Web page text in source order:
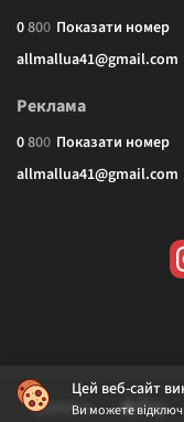
Цей веб-сайт
Ви можете
0800 Показати номер
allmallua41@gmail.com
Реклама
0800 Показати номер
allmallua41@gmail.com